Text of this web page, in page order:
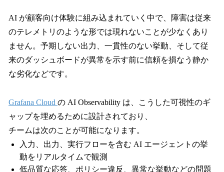
AI が顧客向け体験に組み込まれていく中で、障害は従来
のテレメトリのような形では現れないことが少なくあり
ません。予期しない出力、一貫性のない挙動、そして従
来のダッシュボードが異常を示す前に信頼を損なう静か
な劣化などです。
Grafana Cloud の AI Observability は、こうした可視性のギ
ャップを埋めるために設計されており、
チームは次のことが可能になります。
入力、出力、実行フローを含む AI エージェントの挙
動をリアルタイムで観測
低品質な応答、ポリシー違反、異常な挙動などの問題